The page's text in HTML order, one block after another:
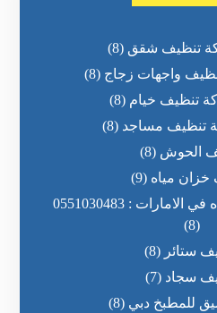
تنظيف شقق (8)
واجهات زجاج (8)
تنظيف خيام (8)
تنظيف مساجد (8)
الحوش (8)
خزان مياه (9)
: 0551030483
(8)
ستائر (8)
سجاد (7)
للمطبخ دبي (8)